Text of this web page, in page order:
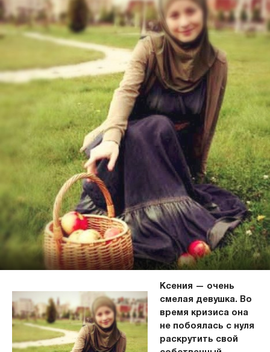
Ксения — очень
смелая девушка. Во
время кризиса она
не побоялась с нуля
раскрутить свой